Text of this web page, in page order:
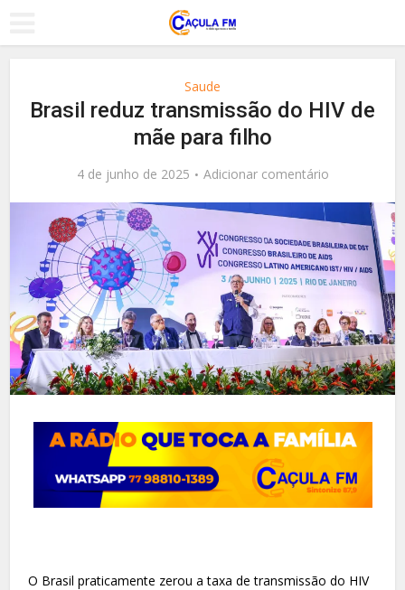
Saude
Brasil reduz transmissão do HIV de
mãe para filho
4 de junho de 2025 Adicionar comentário
O Brasil praticamente zerou a taxa de transmissão do HIV